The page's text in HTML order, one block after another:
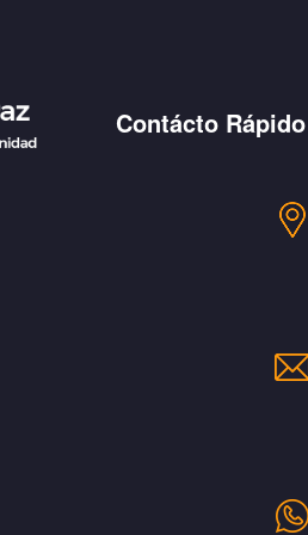
Contácto Rápido